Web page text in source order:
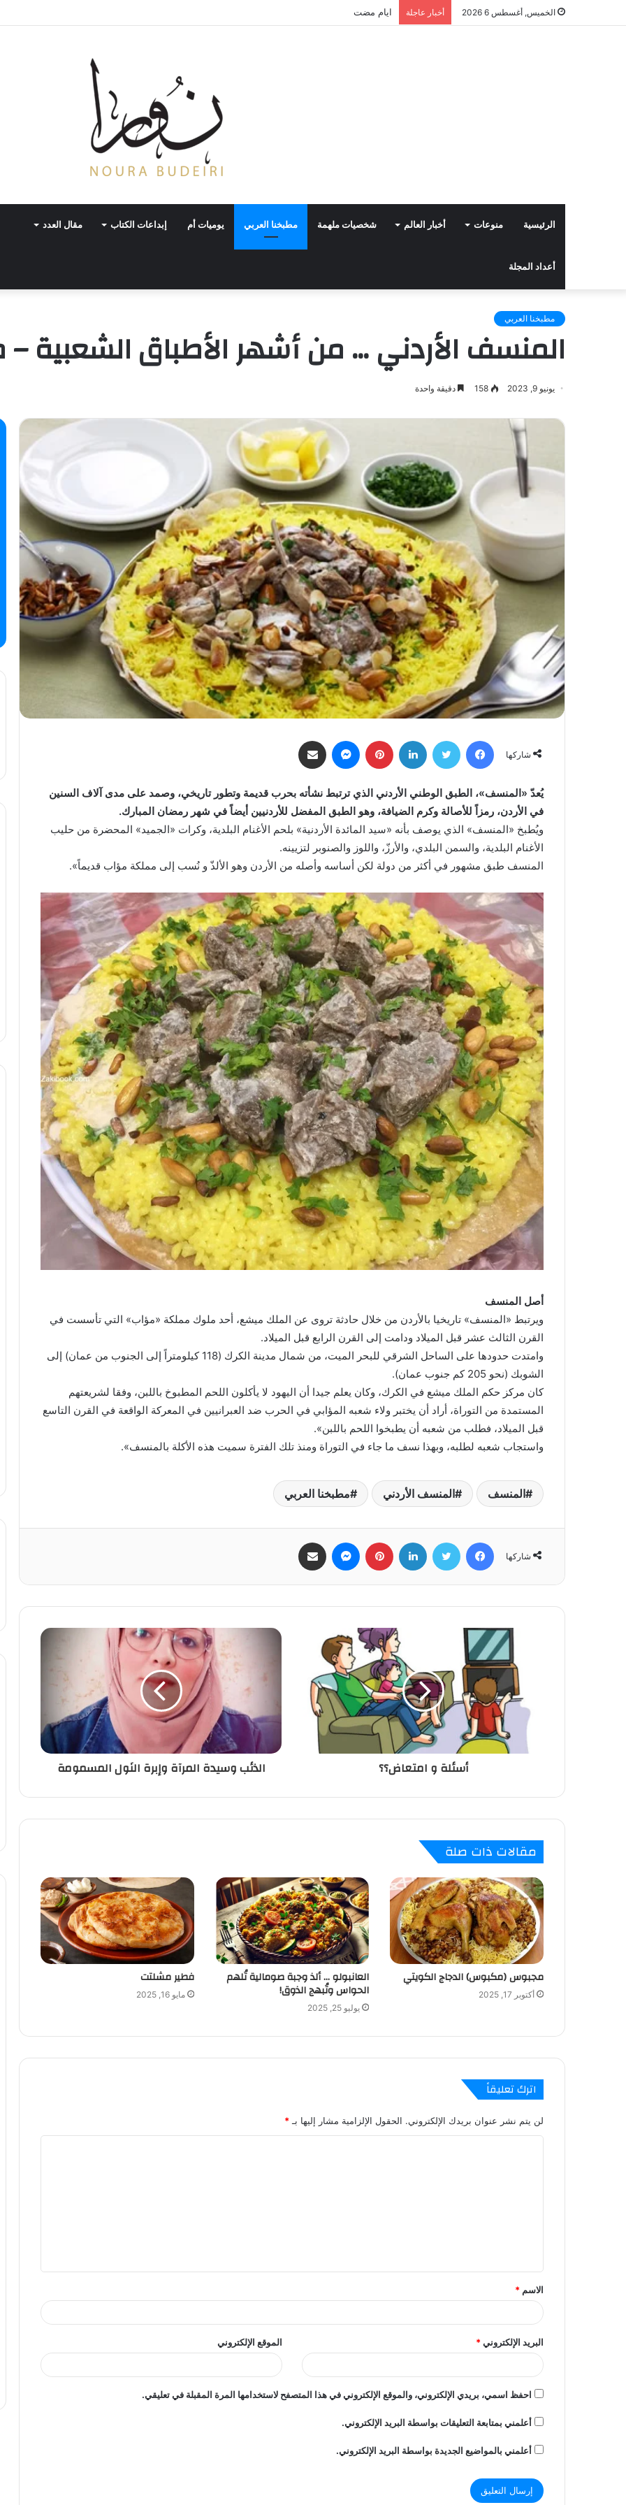
الخميس, أغسطس 6 2026 أخبار عاجلة لعنة الذاكرة وذنب النجاة
الرئيسية منوعات أخبار العالم شخصيات ملهمة مطبخنا العربي يوميات أم إبداعات الكتاب مقال العدد
أعداد المجلة
مطبخنا العربي
المنسف الأردني … من أشهر الأطباق الشعبية –
يونيو 9, 2023 158 دقيقة واحدة
شاركها
يُعدّ «المنسف»، الطبق الوطني الأردني الذي ترتبط نشأته بحرب قديمة وتطور تاريخي، وصمد على مدى آلاف السنين
في الأردن، رمزاً للأصالة وكرم الضيافة، وهو الطبق المفضل للأردنيين أيضاً في شهر رمضان المبارك.
ويُطبخ «المنسف» الذي يوصف بأنه «سيد المائدة الأردنية» بلحم الأغنام البلدية، وكرات «الجميد» المحضرة من حليب
الأغنام البلدية، والسمن البلدي، والأرزّ، واللوز والصنوبر لتزيينه.
المنسف طبق مشهور في أكثر من دولة لكن أساسه وأصله من الأردن وهو الألذّ و نُسب إلى مملكة مؤاب قديماً».
أصل المنسف
ويرتبط «المنسف» تاريخيا بالأردن من خلال حادثة تروى عن الملك ميشع، أحد ملوك مملكة «مؤاب» التي تأسست في
القرن الثالث عشر قبل الميلاد ودامت إلى القرن الرابع قبل الميلاد.
وامتدت حدودها على الساحل الشرقي للبحر الميت، من شمال مدينة الكرك (118 كيلومتراً إلى الجنوب من عمان) إلى
الشوبك (نحو 205 كم جنوب عمان).
كان مركز حكم الملك ميشع في الكرك، وكان يعلم جيدا أن اليهود لا يأكلون اللحم المطبوخ باللبن، وفقا لشريعتهم
المستمدة من التوراة، أراد أن يختبر ولاء شعبه المؤابي في الحرب ضد العبرانيين في المعركة الواقعة في القرن التاسع
قبل الميلاد، فطلب من شعبه أن يطبخوا اللحم باللبن».
واستجاب شعبه لطلبه، وبهذا نسف ما جاء في التوراة ومنذ تلك الفترة سميت هذه الأكلة بالمنسف».
المنسف المنسف الأردني مطبخنا العربي
شاركها
أسئلة و امتعاض؟؟ الذئب وسيدة المرآة وإبرة النَول المسمومة
مقالات ذات صلة
مجبوس (مكبوس) الدجاج الكويتي
أكتوبر 17, 2025
العانبولو … ألذ وجبة صومالية تُلهم
الحواس وتُبهج الذوق!
يوليو 25, 2025
فطير مشلتت
مايو 16, 2025
اترك تعليقاً
لن يتم نشر عنوان بريدك الإلكتروني. الحقول الإلزامية مشار إليها بـ*
ق
*
الاسم *
البريد الإلكتروني* الموقع الإلكتروني
احفظ اسمي، بريدي الإلكتروني، والموقع الإلكتروني في هذا المتصفح لاستخدامها المرة المقبلة في تعليقي.
أعلمني بمتابعة التعليقات بواسطة البريد الإلكتروني.
أعلمني بالمواضيع الجديدة بواسطة البريد الإلكتروني.